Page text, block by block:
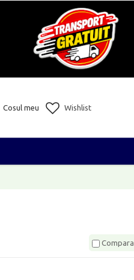
Cosul meu Wishlist
Compara